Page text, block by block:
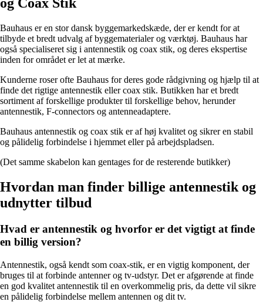
og Coax Stik
Bauhaus er en stor dansk byggemarkedskæde, der er kendt for at
tilbyde et bredt udvalg af byggematerialer og værktøj. Bauhaus har
også specialiseret sig i antennestik og coax stik, og deres ekspertise
inden for området er let at mærke.
Kunderne roser ofte Bauhaus for deres gode rådgivning og hjælp til at
finde det rigtige antennestik eller coax stik. Butikken har et bredt
sortiment af forskellige produkter til forskellige behov, herunder
antennestik, F-connectors og antenneadaptere.
Bauhaus antennestik og coax stik er af høj kvalitet og sikrer en stabil
og pålidelig forbindelse i hjemmet eller på arbejdspladsen.
(Det samme skabelon kan gentages for de resterende butikker)
Hvordan man finder billige antennestik og
udnytter tilbud
Hvad er antennestik og hvorfor er det vigtigt at finde
en billig version?
Antennestik, også kendt som coax-stik, er en vigtig komponent, der
bruges til at forbinde antenner og tv-udstyr. Det er afgørende at finde
en god kvalitet antennestik til en overkommelig pris, da dette vil sikre
en pålidelig forbindelse mellem antennen og dit tv.